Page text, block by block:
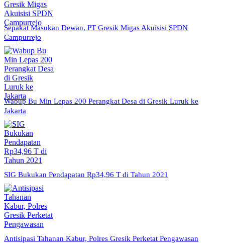
Sepakat Masukan Dewan, PT Gresik Migas Akuisisi SPDN
Campurrejo
Wabup Bu Min Lepas 200 Perangkat Desa di Gresik Luruk ke
Jakarta
SIG Bukukan Pendapatan Rp34,96 T di Tahun 2021
Antisipasi Tahanan Kabur, Polres Gresik Perketat Pengawasan